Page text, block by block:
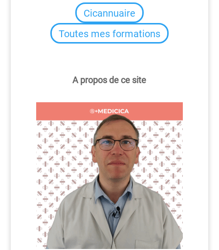
Cicannuaire
Toutes mes formations
A propos de ce site